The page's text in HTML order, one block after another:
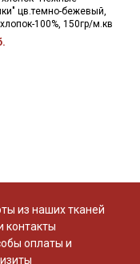
цв.темно-бежевый,
100%, 150гр/м.кв
из наших тканей
контакты
оплаты и